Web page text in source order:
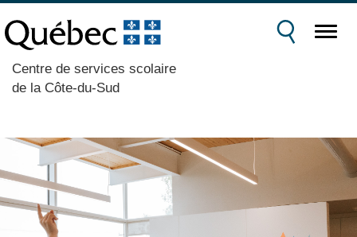
Centre de services scolaire
de la Côte-du-Sud